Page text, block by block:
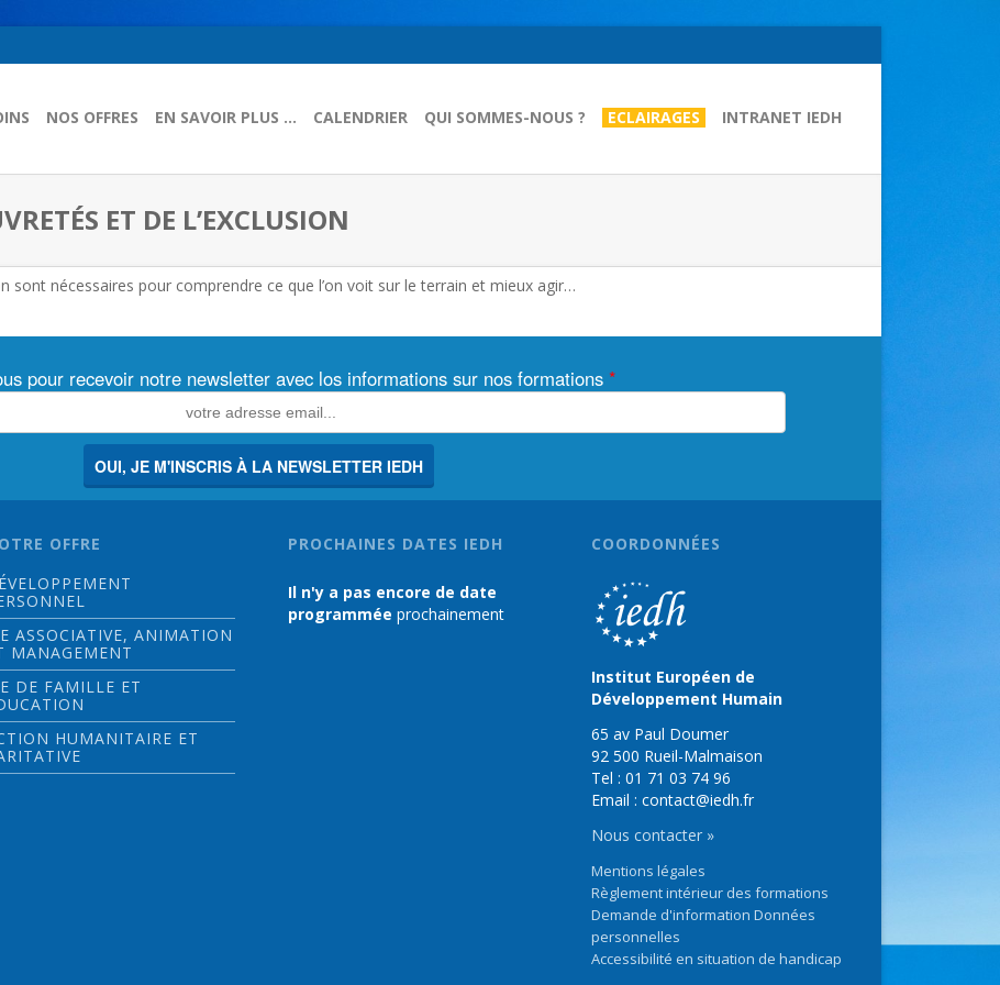
NOS OFFRES EN SAVOIR PLUS … CALENDRIER QUI SOMMES-NOUS ? ECLAIRAGES INTRANET IEDH
ET DE L’EXCLUSION
sont nécessaires pour comprendre ce que l’on voit sur le terrain et mieux agir…
pour recevoir notre newsletter avec los informations sur nos formations *
OUI, JE M'INSCRIS À LA NEWSLETTER IEDH
OFFRE
ASSOCIATIVE, ANIMATION
MANAGEMENT
DE FAMILLE ET
HUMANITAIRE ET
PROCHAINES DATES IEDH
Il n'y a pas encore de date
programmée prochainement
COORDONNÉES
Institut Européen de
Développement Humain
65 av Paul Doumer
92 500 Rueil-Malmaison
Tel : 01 71 03 74 96
Email : contact@iedh.fr
Nous contacter »
Mentions légales
Règlement intérieur des formations
Demande d'information Données
personnelles
Accessibilité en situation de handicap